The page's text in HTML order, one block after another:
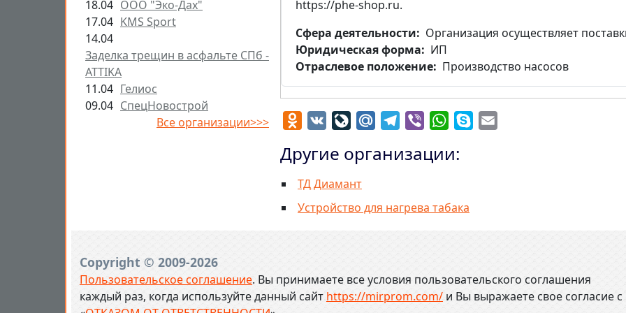
18.04 ООО "Эко-Дах"
17.04 KMS Sport
14.04
Заделка трещин в асфальте СПб -
ATTIKA
11.04 Гелиос
09.04 СпецНовострой
Все организации>>>
https://phe-shop.ru.
Cфера деятельности
Организация осуществляет
Юридическая форма
ИП
Отраслевое положение
Производство насосов
Odnoklassniki
VK LiveJournal
Mail.RuTelegram
Viber WhatsApp
Skype
Другие организации:
ТД Диамант
Устройство для нагрева табака
Copyright © 2009-2026
Пользовательское соглашение. Вы принимаете все условия пользовательского соглашения
каждый раз, когда используйте данный сайт https://mirprom.com/ и Вы выражаете свое согласие с